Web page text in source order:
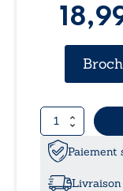
quantité
de
La
prison
des
Paiement